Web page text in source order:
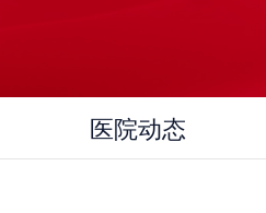
医院动态